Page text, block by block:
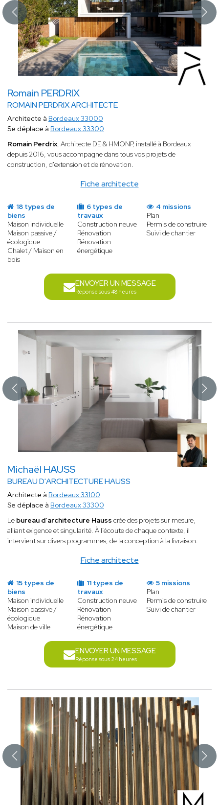
Romain PERDRIX
ROMAIN PERDRIX ARCHITECTE
Fiche architecte
Architecte à Bordeaux 33000
Se déplace à Bordeaux 33300
Romain Perdrix, Architecte DE & HMONP, installé à Bordeaux
depuis 2016, vous accompagne dans tous vos projets de
construction, d'extension et de rénovation.
18 types de
biens
Maison individuelle
Maison passive /
écologique
Chalet / Maison en
bois
6 types de
travaux
Construction neuve
Rénovation
Rénovation
énergétique
4 missions
Plan
Permis de construire
Suivi de chantier
ENVOYER UN MESSAGE
Réponse sous 48 heures
Michaël HAUSS
BUREAU D'ARCHITECTURE HAUSS
Fiche architecte
Architecte à Bordeaux 33100
Se déplace à Bordeaux 33300
Le bureau d’architecture Hauss crée des projets sur mesure,
alliantexigence et singularité. À l’écoute de chaque contexte, il
intervient sur divers programmes, de la conception à la livraison.
15 types de
biens
Maison individuelle
Maison passive /
écologique
Maison de ville
11 types de
travaux
Construction neuve
Rénovation
Rénovation
énergétique
5 missions
Plan
Permis de construire
Suivi de chantier
ENVOYER UN MESSAGE
Réponse sous 24 heures